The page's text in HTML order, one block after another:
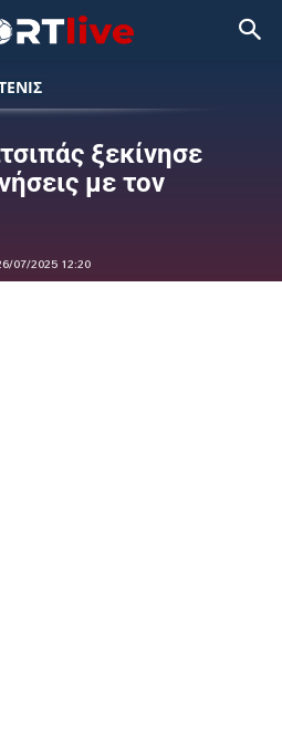
ξεκίνησε
με τον
07/2025 12:20